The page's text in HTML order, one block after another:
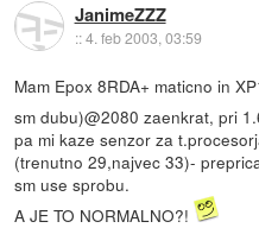
JanimeZZZ
::4. feb 2003, 03:59
Mam Epox 8RDA+ maticno in
sm dubu)@2080 zaenkrat, pri
pa mi kaze senzor za
(trenutno 29,najvec 33)-
sm use sprobu.
A JE TO NORMALNO?!